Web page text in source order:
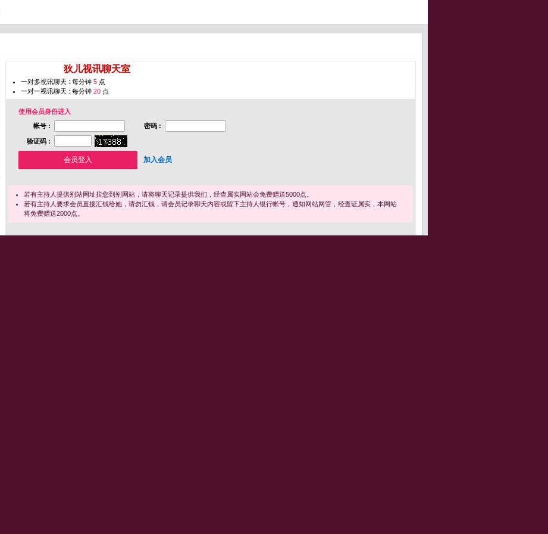
狄儿视讯聊天室
一对多视讯聊天 : 每分钟 5 点
一对一视讯聊天 : 每分钟 20 点
使用会员身份进入
帐号 :
密码 :
验证码 :
加入会员
若有主持人提供别站网址拉您到别网站，请将聊天记录提供我们，经查属实网站会免费赠送5000点。
若有主持人要求会员直接汇钱给她，请勿汇钱，请会员记录聊天内容或留下主持人银行帐号，通知网站网管，经查证属实，本网站
将免费赠送2000点。